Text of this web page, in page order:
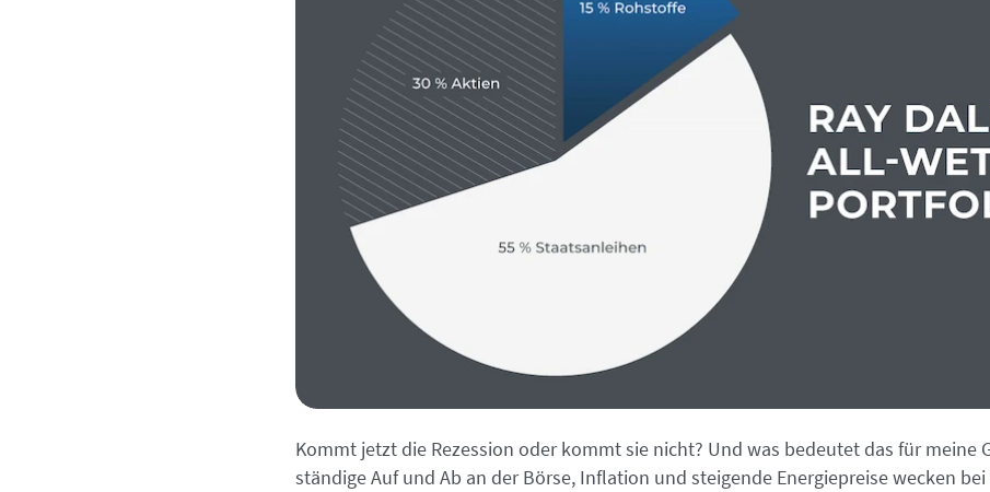
Kommt jetzt die Rezession oder kommt sie nicht? Und was bedeutet das für meine
ständige Auf und Ab an der Börse, Inflation und steigende Energiepreise wecken